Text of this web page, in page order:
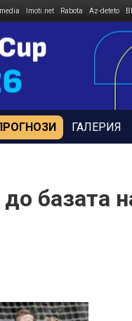
Imoti.net Rabota Az-deteto
ГАЛЕРИЯ
базата